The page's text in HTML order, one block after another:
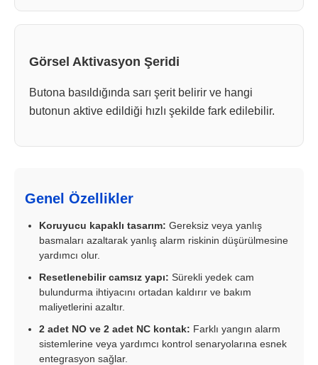
Görsel Aktivasyon Şeridi
Butona basıldığında sarı şerit belirir ve hangi
butonun aktive edildiği hızlı şekilde fark edilebilir.
Genel Özellikler
Koruyucu kapaklı tasarım: Gereksiz veya yanlış
basmaları azaltarak yanlış alarm riskinin düşürülmesine
yardımcı olur.
Resetlenebilir camsız yapı: Sürekli yedek cam
bulundurma ihtiyacını ortadan kaldırır ve bakım
maliyetlerini azaltır.
2 adet NO ve 2 adet NC kontak: Farklı yangın alarm
sistemlerine veya yardımcı kontrol senaryolarına esnek
entegrasyon sağlar.